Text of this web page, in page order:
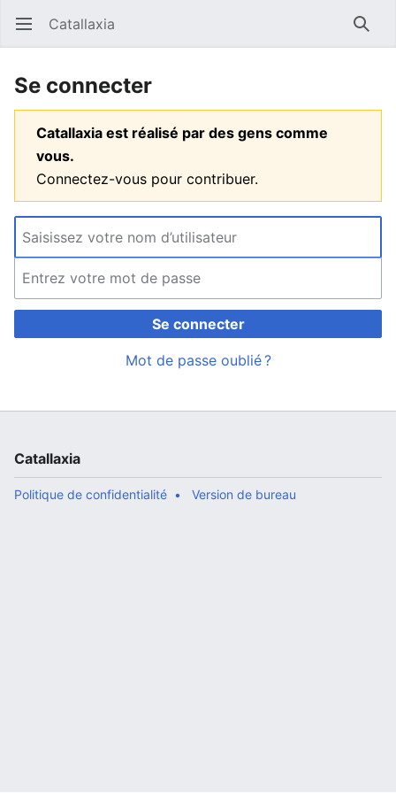
Ouvrir le menu principal Catallaxia
Se connecter
Catallaxia est réalisé par des gens comme
vous.
Connectez-vous pour contribuer.
Se connecter
Mot de passe oublié ?
Catallaxia
Politique de confidentialité Version de bureau